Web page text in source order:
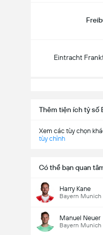
Eintracht
Thêm tiện ích tỷ số
Xem các tùy chọn
tùy chỉnh
Có thể bạn quan
Harry Kane
Bayern Munich
Manuel Neuer
Bayern Munich